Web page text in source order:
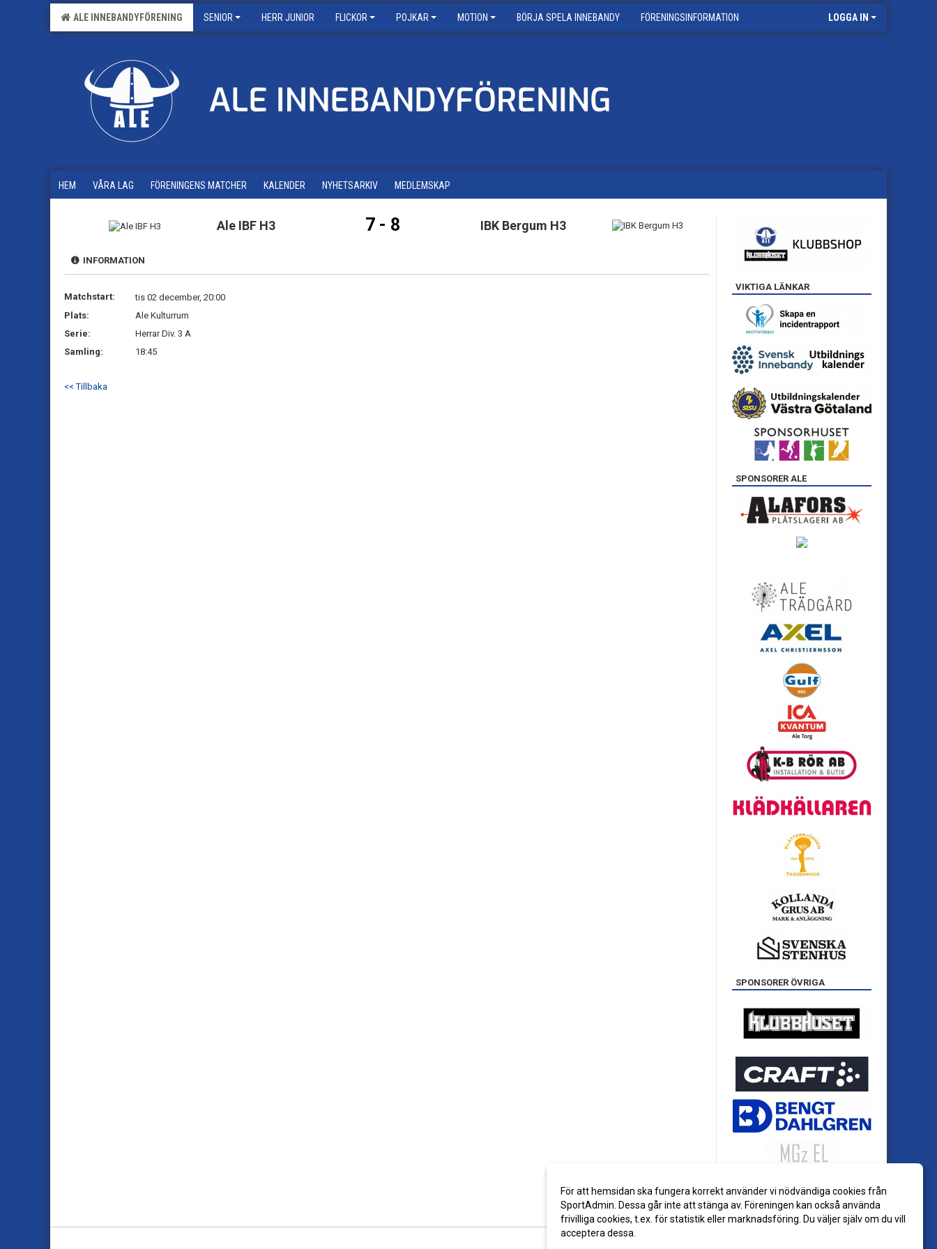
ALE INNEBANDYFÖRENING SENIOR HERR JUNIOR FLICKOR POJKAR MOTION BÖRJA SPELA INNEBANDY FÖRENINGSINFORMATION LOGGA IN
HEM VÅRA LAG FÖRENINGENS MATCHER KALENDER NYHETSARKIV MEDLEMSKAP
Ale IBF H3 7 - 8 IBK Bergum H3
INFORMATION
Matchstart:
tis 02 december, 20:00
Plats:
Ale Kulturrum
Serie:
Herrar Div. 3 A
Samling:
18:45
<< Tillbaka
VIKTIGA LÄNKAR
SPONSORER ALE
SPONSORER ÖVRIGA
För att hemsidan ska fungera korrekt använder vi nödvändiga cookies från
SportAdmin. Dessa går inte att stänga av. Föreningen kan också använda
frivilliga cookies, t.ex. för statistik eller marknadsföring. Du väljer själv om du vill
acceptera dessa.